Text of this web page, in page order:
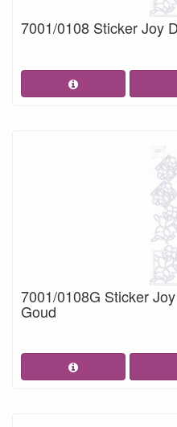
7001/0108 Sticker Joy
7001/0108G Sticker
Goud